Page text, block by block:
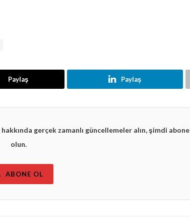
Paylaş Paylaş
gerçek zamanlı güncellemeler alın, şimdi abone
olun.
ABONE OL